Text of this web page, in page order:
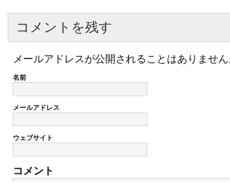
コメントを残す
メールアドレスが公開されることはありませ
名前
メールアドレス
ウェブサイト
コメント